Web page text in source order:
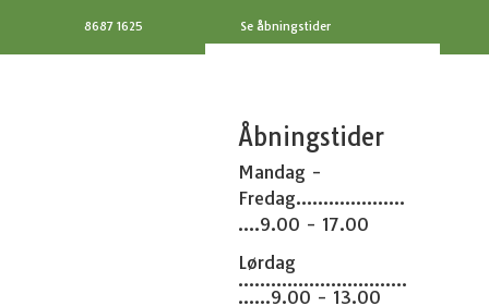
8687 1625 Se åbningstider
Åbningstider
Mandag -
Fredag....................
....9.00 - 17.00
Lørdag
...............................
......9.00 - 13.00